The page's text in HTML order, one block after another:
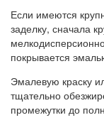
Если имеются
заделку, сначала
покрывается
Эмалевую краску
тщательно
промежутки до